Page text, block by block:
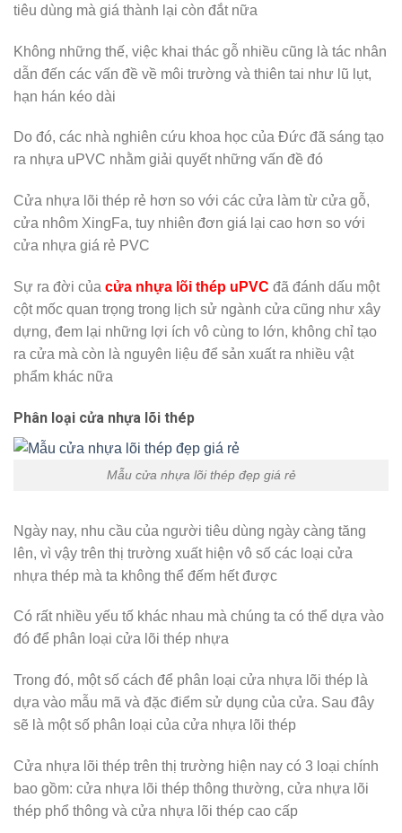
tiêu dùng mà giá thành lại còn đắt nữa
Không những thế, việc khai thác gỗ nhiều cũng là tác nhân
dẫn đến các vấn đề về môi trường và thiên tai như lũ lụt,
hạn hán kéo dài
Do đó, các nhà nghiên cứu khoa học của Đức đã sáng tạo
ra nhựa uPVC nhằm giải quyết những vấn đề đó
Cửa nhựa lõi thép rẻ hơn so với các cửa làm từ cửa gỗ,
cửa nhôm XingFa, tuy nhiên đơn giá lại cao hơn so với
cửa nhựa giá rẻ PVC
Sự ra đời của cửa nhựa lõi thép uPVC đã đánh dấu một
cột mốc quan trọng trong lịch sử ngành cửa cũng như xây
dựng, đem lại những lợi ích vô cùng to lớn, không chỉ tạo
ra cửa mà còn là nguyên liệu để sản xuất ra nhiều vật
phẩm khác nữa
Phân loại cửa nhựa lõi thép
Mẫu cửa nhựa lõi thép đẹp giá rẻ
Ngày nay, nhu cầu của người tiêu dùng ngày càng tăng
lên, vì vậy trên thị trường xuất hiện vô số các loại cửa
nhựa thép mà ta không thể đếm hết được
Có rất nhiều yếu tố khác nhau mà chúng ta có thể dựa vào
đó để phân loại cửa lõi thép nhựa
Trong đó, một số cách để phân loại cửa nhựa lõi thép là
dựa vào mẫu mã và đặc điểm sử dụng của cửa. Sau đây
sẽ là một số phân loại của cửa nhựa lõi thép
Cửa nhựa lõi thép trên thị trường hiện nay có 3 loại chính
bao gồm: cửa nhựa lõi thép thông thường, cửa nhựa lõi
thép phổ thông và cửa nhựa lõi thép cao cấp